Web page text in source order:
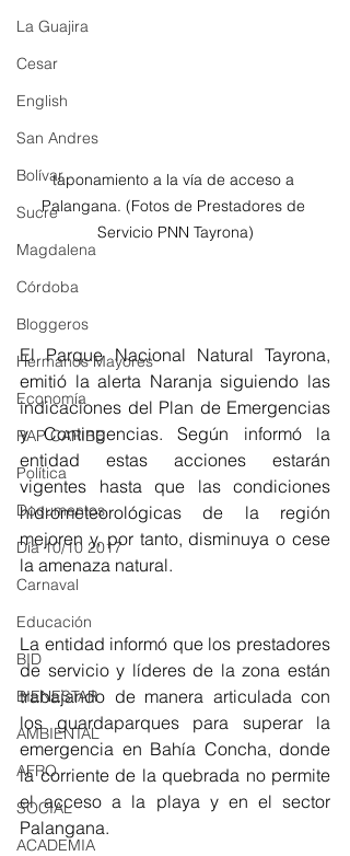
La Guajira
Cesar
English
San Andres
Bolívar
Sucre
Magdalena
Córdoba
Bloggeros
Hermanos Mayores
Economía
RAP CARIBE
Política
Documentos
Día 10/10 2017
Carnaval
Educación
BID
BIENESTAR
AMBIENTAL
AFRO
SOCIAL
ACADEMIA
taponamiento a la vía de acceso a
Palangana. (Fotos de Prestadores de
Servicio PNN Tayrona)
El Parque Nacional Natural Tayrona,
emitió la alerta Naranja siguiendo las
indicaciones del Plan de Emergencias
y Contingencias. Según informó la
entidad estas acciones estarán
vigentes hasta que las condiciones
hidrometeorológicas de la región
mejoren y, por tanto, disminuya o cese
la amenaza natural.
La entidad informó que los prestadores
de servicio y líderes de la zona están
trabajando de manera articulada con
los guardaparques para superar la
emergencia en Bahía Concha, donde
la corriente de la quebrada no permite
el acceso a la playa y en el sector
Palangana.